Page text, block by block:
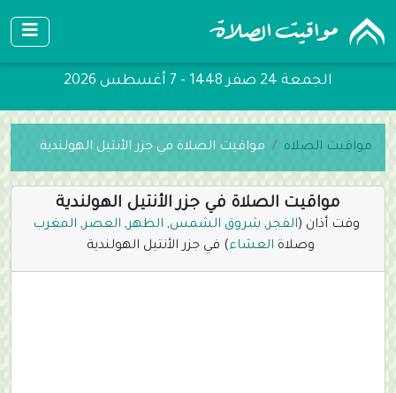
الجمعة 24 صفر 1448 - 7 أغسطس 2026
مواقيت الصلاة مواقيت الصلاة في جزر الأنتيل الهولندية
مواقيت الصلاة في جزر الأنتيل الهولندية
وقت أذان (الفجر, شروق الشمس, الظهر, العصر, المغرب
وصلاة العشاء) في جزر الأنتيل الهولندية